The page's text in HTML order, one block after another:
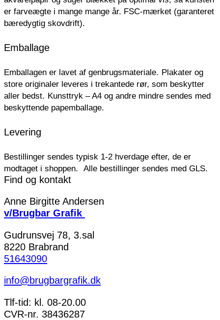
er farveægte i mange mange år. FSC-mærket (garanteret
bæredygtig skovdrift).
Emballage
Emballagen er lavet af genbrugsmateriale. Plakater og
store originaler leveres i trekantede rør, som beskytter
aller bedst. Kunsttryk – A4 og andre mindre sendes med
beskyttende papemballage.
Levering
Bestillinger sendes typisk 1-2 hverdage efter, de er
modtaget i shoppen. Alle bestillinger sendes med GLS.
Find og kontakt
Anne Birgitte Andersen
v/Brugbar Grafik
Gudrunsvej 78, 3.sal
8220 Brabrand
51643090
info@brugbargrafik.dk
Tlf-tid: kl. 08-20.00
CVR-nr. 38436287